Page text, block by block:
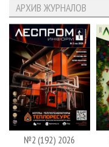
АРХИВ ЖУРНАЛОВ
№2 (192) 2026